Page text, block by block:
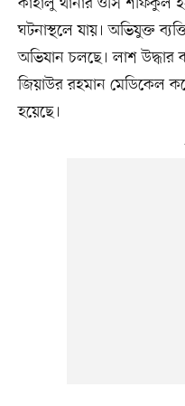
ঘটনাস্থলে যায়। অভিযুক্ত
অভিযান চলছে। লাশ উদ্ধার
জিয়াউর রহমান মেডিকেল
হয়েছে।